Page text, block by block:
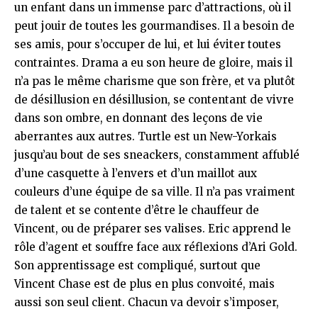
un enfant dans un immense parc d’attractions, où il
peut jouir de toutes les gourmandises. Il a besoin de
ses amis, pour s’occuper de lui, et lui éviter toutes
contraintes. Drama a eu son heure de gloire, mais il
n’a pas le même charisme que son frère, et va plutôt
de désillusion en désillusion, se contentant de vivre
dans son ombre, en donnant des leçons de vie
aberrantes aux autres. Turtle est un New-Yorkais
jusqu’au bout de ses sneackers, constamment affublé
d’une casquette à l’envers et d’un maillot aux
couleurs d’une équipe de sa ville. Il n’a pas vraiment
de talent et se contente d’être le chauffeur de
Vincent, ou de préparer ses valises. Eric apprend le
rôle d’agent et souffre face aux réflexions d’Ari Gold.
Son apprentissage est compliqué, surtout que
Vincent Chase est de plus en plus convoité, mais
aussi son seul client. Chacun va devoir s’imposer,